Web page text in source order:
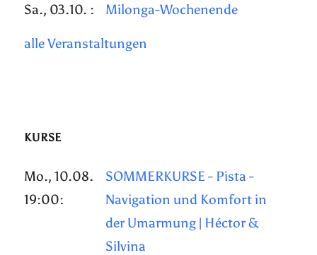
Sa., 03.10. : Milonga-Wochenende
alle Veranstaltungen
KURSE
Mo., 10.08.
19:00:
SOMMERKURSE - Pista -
Navigation und Komfort in
der Umarmung | Héctor &
Silvina